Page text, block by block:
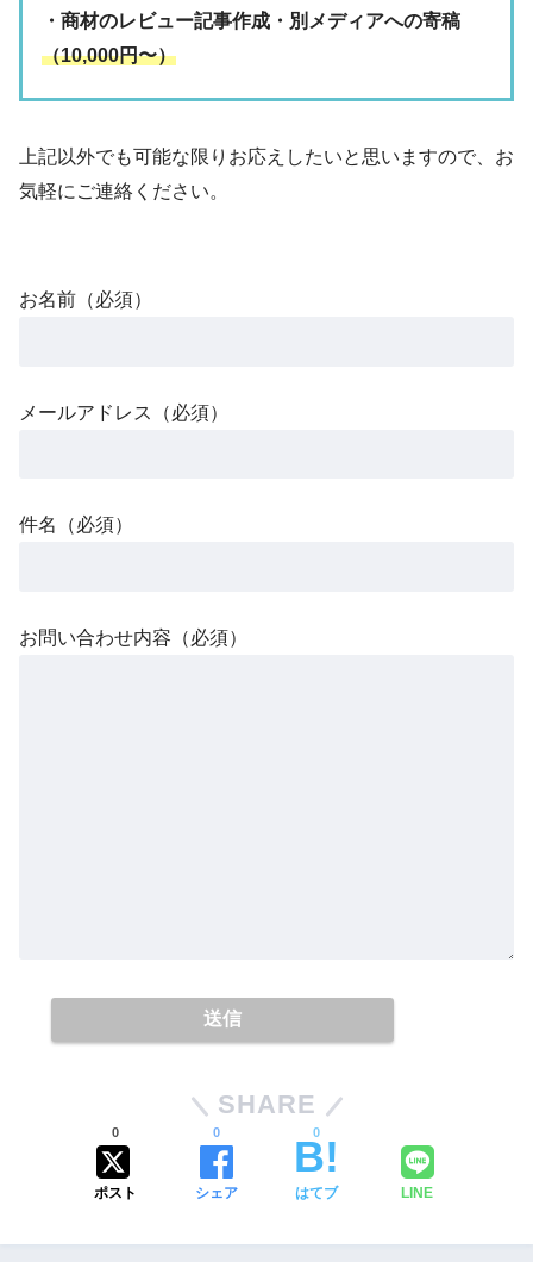
・商材のレビュー記事作成・別メディアへの寄稿
（10,000円〜）
上記以外でも可能な限りお応えしたいと思いますので、お
気軽にご連絡ください。
お名前（必須）
メールアドレス（必須）
件名（必須）
お問い合わせ内容（必須）
SHARE
ポスト
0
シェア
0
はてブ
0
LINE